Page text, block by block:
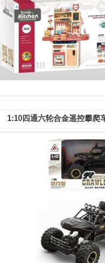
1:10四通六轮合金遥控攀爬